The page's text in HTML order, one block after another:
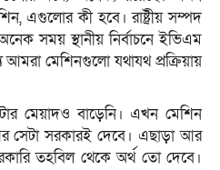
এগুলোর কী হবে। রাষ্ট্রীয় সম্পদ
সময় স্থানীয় নির্বাচনে ইভিএম
আমরা মেশিনগুলো যথাযথ প্রক্রিয়ায়
মেয়াদও বাড়েনি। এখন মেশিন
সেটা সরকারই দেবে। এছাড়া আর
তহবিল থেকে অর্থ তো দেবে।